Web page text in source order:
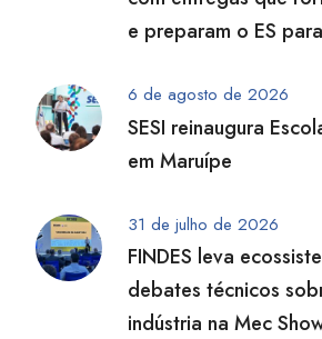
e preparam o ES
6 de agosto de 2026
SESI reinaugura
em Maruípe
31 de julho de 2026
FINDES leva
debates técnicos
indústria na Mec